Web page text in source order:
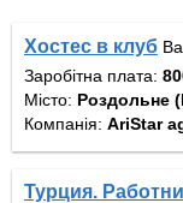
Хостес в клуб
Заробітна плата:
Місто: Роздольне
Компанія: AriStar
Турция.